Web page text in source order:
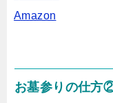
Amazon
お墓参りの仕方